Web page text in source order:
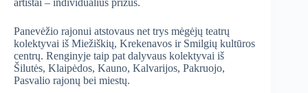
artistai – individualius prizus.
Panevėžio rajonui atstovaus net trys mėgėjų teatrų
kolektyvai iš Miežiškių, Krekenavos ir Smilgių kultūros
centrų. Renginyje taip pat dalyvaus kolektyvai iš
Šilutės, Klaipėdos, Kauno, Kalvarijos, Pakruojo,
Pasvalio rajonų bei miestų.